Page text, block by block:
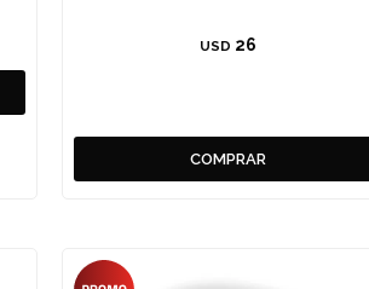
USD 26